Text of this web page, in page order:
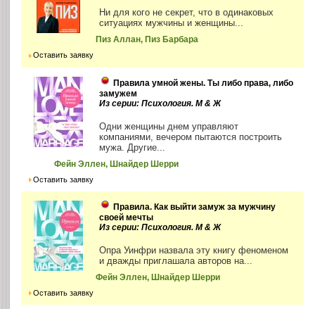
Ни для кого не секрет, что в одинаковых
ситуациях мужчины и женщины...
Пиз Аллан, Пиз Барбара
Оставить заявку
Правила умной жены. Ты либо права, либо
замужем
Из серии: Психология. М & Ж
Одни женщины днем управляют
компаниями, вечером пытаются построить
мужа. Другие...
Фейн Эллен, Шнайдер Шерри
Оставить заявку
Правила. Как выйти замуж за мужчину
своей мечты
Из серии: Психология. М & Ж
Опра Уинфри назвала эту книгу феноменом
и дважды приглашала авторов на...
Фейн Эллен, Шнайдер Шерри
Оставить заявку